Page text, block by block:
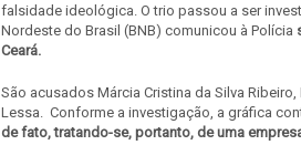
falsidade ideológica. O trio passou a ser
Nordeste do Brasil (BNB) comunicou à Polícia
Ceará.
São acusados Márcia Cristina da Silva
Lessa. Conforme a investigação, a gráfica
de fato, tratando-se, portanto, de uma